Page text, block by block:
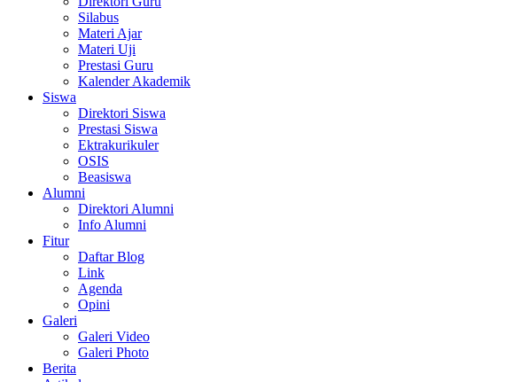
Silabus
Materi Ajar
Materi Uji
Prestasi Guru
Kalender Akademik
Siswa
Direktori Siswa
Prestasi Siswa
Ektrakurikuler
OSIS
Beasiswa
Alumni
Direktori Alumni
Info Alumni
Fitur
Daftar Blog
Link
Agenda
Opini
Galeri
Galeri Video
Galeri Photo
Berita